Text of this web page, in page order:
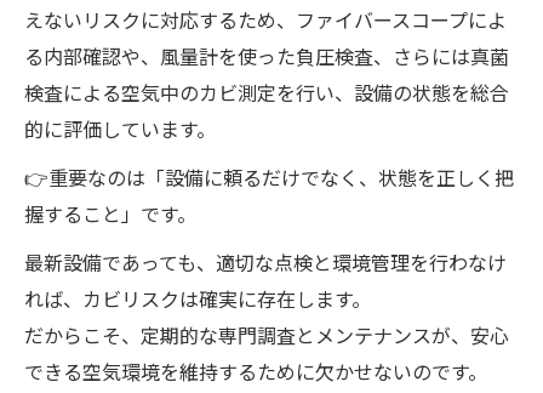
えないリスクに対応するため、ファイバースコープによ
る内部確認や、風量計を使った負圧検査、さらには真菌
検査による空気中のカビ測定を行い、設備の状態を総合
的に評価しています。
👉重要なのは「設備に頼るだけでなく、状態を正しく把
握すること」です。
最新設備であっても、適切な点検と環境管理を行わなけ
れば、カビリスクは確実に存在します。
だからこそ、定期的な専門調査とメンテナンスが、安心
できる空気環境を維持するために欠かせないのです。